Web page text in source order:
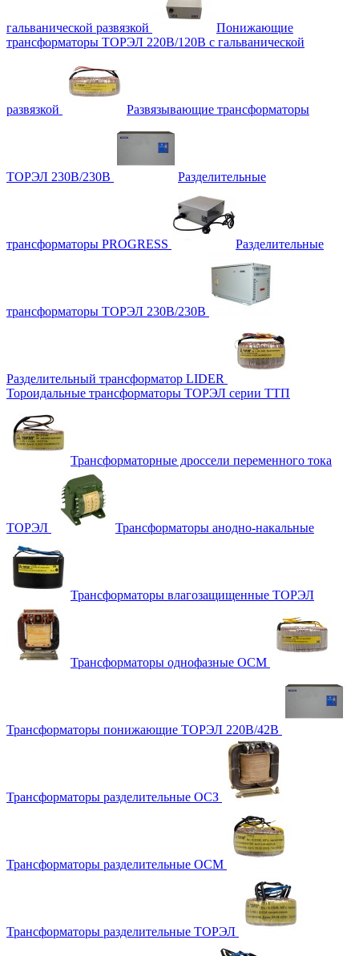
гальванической развязкой
Понижающие
трансформаторы ТОРЭЛ 220В/120В с гальванической
развязкой Развязывающие трансформаторы
ТОРЭЛ 230В/230В Разделительные
трансформаторы PROGRESS Разделительные
трансформаторы ТОРЭЛ 230В/230В
Разделительный трансформатор LIDER
Тороидальные трансформаторы ТОРЭЛ серии ТТП
Трансформаторные дроссели переменного тока
ТОРЭЛ Трансформаторы анодно-накальные
Трансформаторы влагозащищенные ТОРЭЛ
Трансформаторы однофазные ОСМ
Трансформаторы понижающие ТОРЭЛ 220В/42В
Трансформаторы разделительные ОСЗ
Трансформаторы разделительные ОСМ
Трансформаторы разделительные ТОРЭЛ